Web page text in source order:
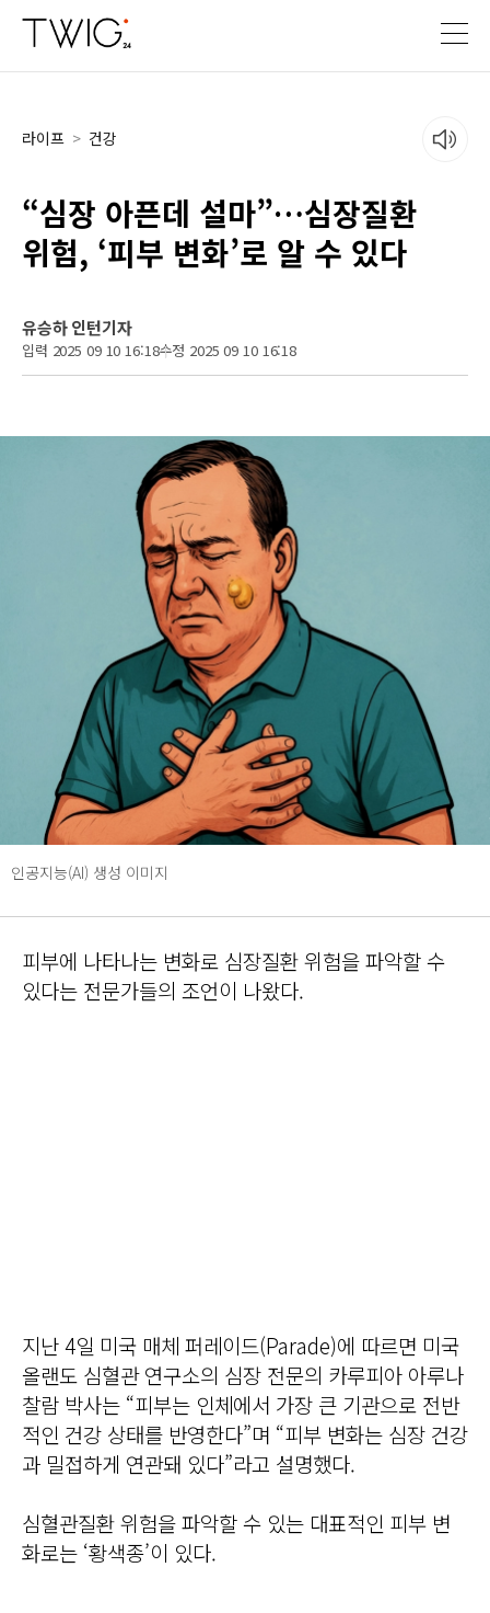
라이프 > 건강
“심장 아픈데 설마”…심장질환
위험, ‘피부 변화’로 알 수 있다
유승하 인턴기자
입력 2025 09 10 16:18수정 2025 09 10 16:18
인공지능(AI) 생성 이미지
피부에 나타나는 변화로 심장질환 위험을 파악할 수
있다는 전문가들의 조언이 나왔다.
지난 4일 미국 매체 퍼레이드(Parade)에 따르면 미국
올랜도 심혈관 연구소의 심장 전문의 카루피아 아루나
찰람 박사는 “피부는 인체에서 가장 큰 기관으로 전반
적인 건강 상태를 반영한다”며 “피부 변화는 심장 건강
과 밀접하게 연관돼 있다”라고 설명했다.
심혈관질환 위험을 파악할 수 있는 대표적인 피부 변
화로는 ‘황색종’이 있다.